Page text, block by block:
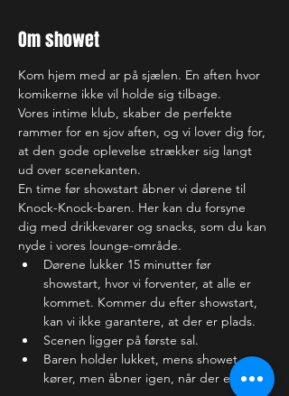
Om showet
Kom hjem med ar på sjælen. En aften hvor
komikerne ikke vil holde sig tilbage.
Vores intime klub, skaber de perfekte
rammer for en sjov aften, og vi lover dig for,
at den gode oplevelse strækker sig langt
ud over scenekanten.
En time før showstart åbner vi dørene til
Knock-Knock-baren. Her kan du forsyne
dig med drikkevarer og snacks, som du kan
nyde i vores lounge-område.
Dørene lukker 15 minutter før
showstart, hvor vi forventer, at alle er
kommet. Kommer du efter showstart,
kan vi ikke garantere, at der er plads.
Scenen ligger på første sal.
Baren holder lukket, mens showet
kører, men åbner igen, når der er